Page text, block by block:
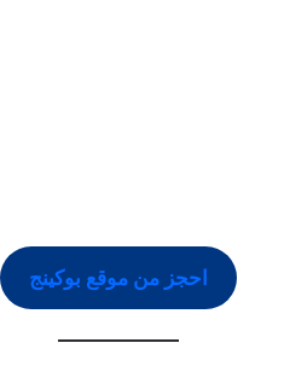
احجز من موقع بوكينج